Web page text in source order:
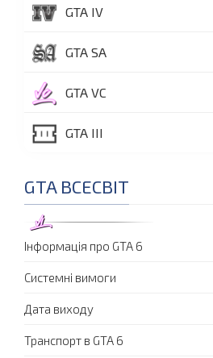
GTA IV
GTA SA
GTA VC
GTA III
GTA ВСЕСВІТ
Інформація про GTA 6
Системні вимоги
Дата виходу
Транспорт в GTA 6